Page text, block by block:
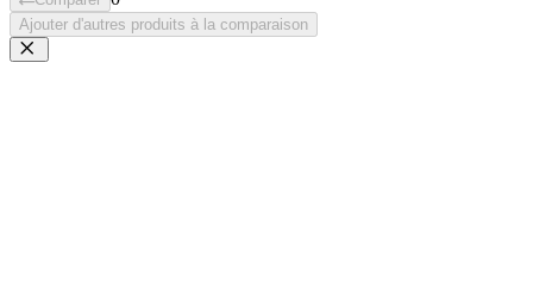
Ajouter d'autres produits à la comparaison